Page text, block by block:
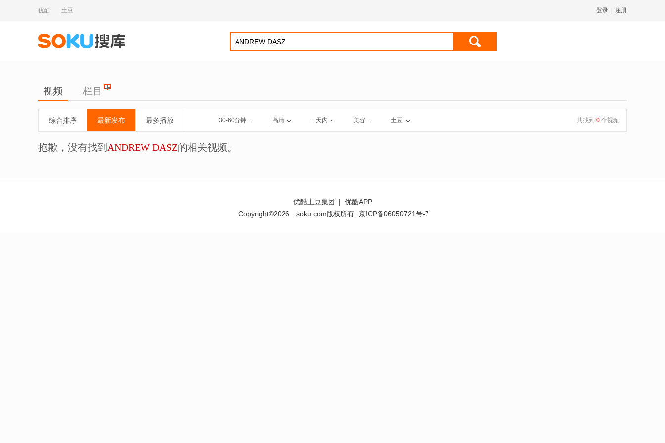
优酷 土豆 登录 注册
视频 栏目
综合排序 最新发布 最多播放 30-60分钟 高清 一天内 美容 土豆 共找到 0 个视频
抱歉，没有找到 ANDREW DASZ的相关视频。
优酷土豆集团 | 优酷APP
Copyright©2026
soku.com版权所有 京ICP备06050721号-7